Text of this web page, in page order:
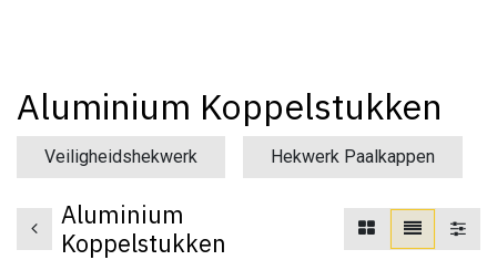
Aluminium Koppelstukken
Veiligheidshekwerk Hekwerk Paalkappen
Aluminium
Koppelstukken